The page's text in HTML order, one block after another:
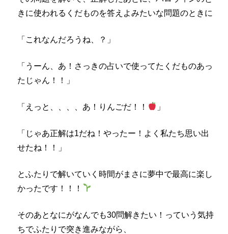
きに使われるくだものを答えよみたいな問題のときに
「これなんだろうね、？」
「うーん、あ！さっきの占いで使ってたくだものあっ
たじゃん！！」
「えっと、、、、あ！りんごだ！！ 」
「じゃあ正解は1だね！やったー！よく私たち思い出
せたね！！」
とふたりで解いていく時間がまさに夢中で最高に楽し
かったです！！！
そのあとなにがなんでも30問解きたい！っていう気持
ちでふたりで突き進みながら、